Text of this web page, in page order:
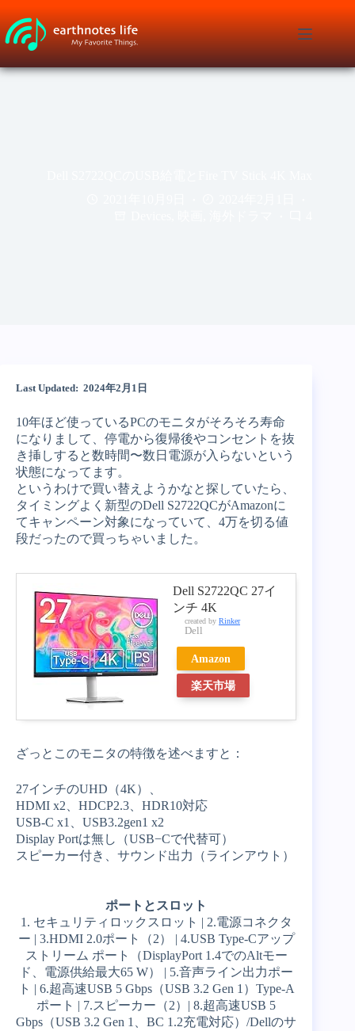
ン
テ
ツ
Last Updated: 2024年2月1日
10年ほど使っているPCのモニタがそろそろ寿命
になりまして、停電から復帰後やコンセントを抜
き挿しすると数時間〜数日電源が入らないという
状態になってます。
というわけで買い替えようかなと探していたら、
タイミングよく新型のDell S2722QCがAmazonに
てキャンペーン対象になっていて、4万を切る値
段だったので買っちゃいました。
Dell S2722QC 27イ
ンチ 4K
created by Rinker
Dell
Amazon
楽天市場
ざっとこのモニタの特徴を述べますと：
27インチのUHD（4K）、
HDMI x2、HDCP2.3、HDR10対応
USB-C x1、USB3.2gen1 x2
Display Portは無し（USB−Cで代替可）
スピーカー付き、サウンド出力（ラインアウト）
ポートとスロット
1. セキュリティロックスロット | 2.電源コネクタ
ー | 3.HDMI 2.0ポート（2） | 4.USB Type-Cアップ
ストリーム ポート（DisplayPort 1.4でのAltモー
ド、電源供給最大65 W） | 5.音声ライン出力ポー
ト | 6.超高速USB 5 Gbps（USB 3.2 Gen 1）Type-A
ポート | 7.スピーカー（2）| 8.超高速USB 5
Gbps（USB 3.2 Gen 1、BC 1.2充電対応）/Dellのサ